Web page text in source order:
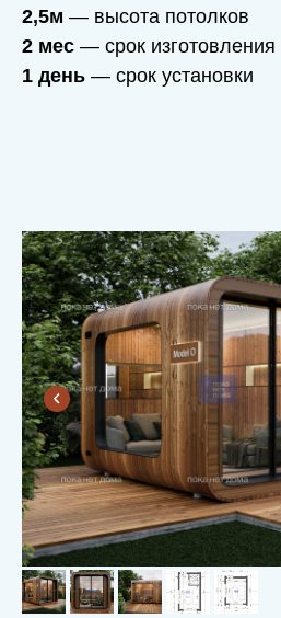
2,5м — высота потолков
2 мес — срок изготовления
1 день — срок установки